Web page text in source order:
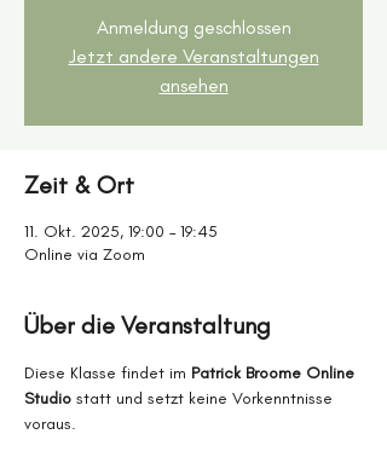
Anmeldung geschlossen
Jetzt andere Veranstaltungen
ansehen
Zeit & Ort
11. Okt. 2025, 19:00 – 19:45
Online via Zoom
Über die Veranstaltung
Diese Klasse findet im Patrick Broome Online
Studio statt und setzt keine Vorkenntnisse
voraus.